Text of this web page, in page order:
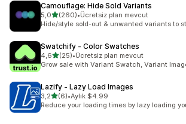
Camouflage: Hide Sold Variants
5,05 yıldız üzerinden
(260)
toplam 260 değerlendirme
•Ücretsiz plan mevcut
Hide/style sold-out & unwanted variants to
Swatchify ‑ Color Swatches
4,65 yıldız üzerinden
(25)
toplam 25 değerlendirme
•Ücretsiz plan mevcut
Grow sale with Variant Swatch, Variant
Lazify ‑ Lazy Load Images
3,25 yıldız üzerinden
(6)
toplam 6 değerlendirme
•Aylık $4.99
Reduce your loading times by lazy loading